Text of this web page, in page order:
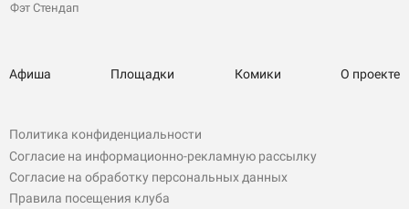
Фэт Стендап
Афиша Площадки Комики О проекте
Политика конфиденциальности
Согласие на информационно-рекламную рассылку
Согласие на обработку персональных данных
Правила посещения клуба